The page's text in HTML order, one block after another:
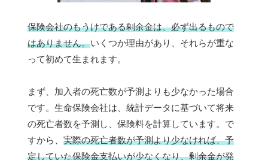
保険会社のもうけである剰余金は、必ず出るもので
はありません。いくつか理由があり、それらが重な
って初めて生まれます。
まず、加入者の死亡数が予測よりも少なかった場合
です。生命保険会社は、統計データに基づいて将来
の死亡者数を予測し、保険料を計算しています。で
すから、 実際の死亡者数が予測より少なければ、予
定していた保険金支払いが少なくなり、剰余金が発